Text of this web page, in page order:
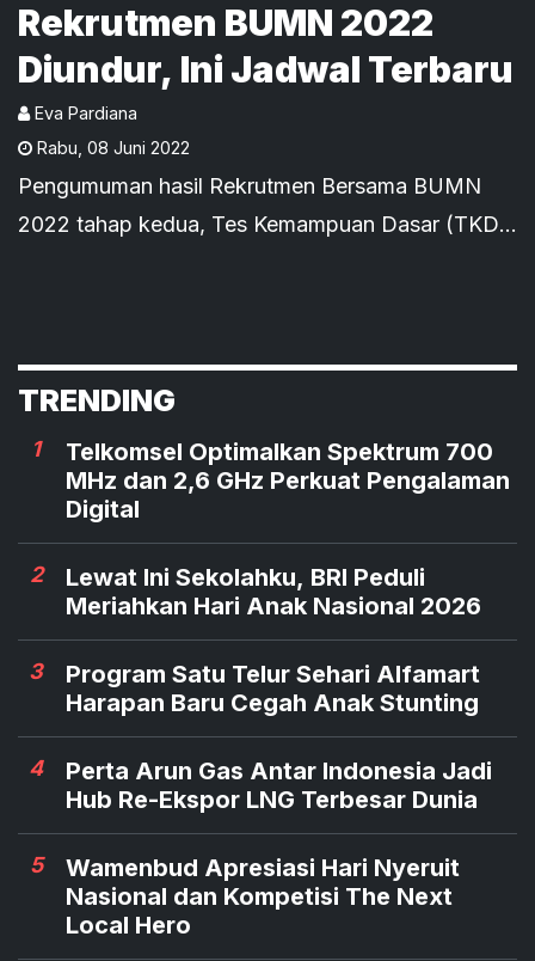
Rekrutmen BUMN 2022
Diundur, Ini Jadwal Terbaru
Eva Pardiana
Rabu 08 Juni 2022
Pengumuman hasil Rekrutmen Bersama BUMN
2022 tahap kedua, Tes Kemampuan Dasar (TKD)
2022.
TRENDING
1
Telkomsel Optimalkan Spektrum 700
MHz dan 2,6 GHz Perkuat Pengalaman
Digital
2
Lewat Ini Sekolahku, BRI Peduli
Meriahkan Hari Anak Nasional 2026
3
Program Satu Telur Sehari Alfamart
Harapan Baru Cegah Anak Stunting
4
Perta Arun Gas Antar Indonesia Jadi
Hub Re-Ekspor LNG Terbesar Dunia
5
Wamenbud Apresiasi Hari Nyeruit
Nasional dan Kompetisi The Next
Local Hero